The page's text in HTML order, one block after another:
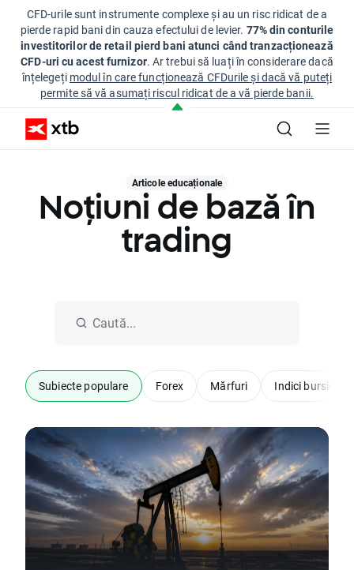
CFD-urile sunt instrumente complexe și au un risc ridicat de a
pierde rapid bani din cauza efectului de levier. 77% din conturile
investitorilor de retail pierd bani atunci când tranzacționează
CFD-uri cu acest furnizor. Ar trebui să luați în considerare dacă
înțelegeți modul în care funcționează CFDurile și dacă vă puteți
permite să vă asumați riscul ridicat de a vă pierde banii.
Articole educaționale
Noțiuni de bază în
trading
Subiecte populare Forex Mărfuri Indici bursieri